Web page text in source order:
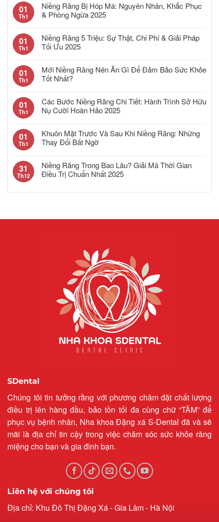
01
Th1
Niềng Răng Bị Hóp Má: Nguyên Nhân, Khắc Phục
& Phòng Ngừa 2025
01
Th1
Niềng Răng 5 Triệu: Sự Thật, Chi Phí & Giải Pháp
Tối Ưu 2025
01
Th1
Mới Niềng Răng Nên Ăn Gì Để Đảm Bảo Sức Khỏe
Tốt Nhất?
01
Th1
Các Bước Niềng Răng Chi Tiết: Hành Trình Sở Hữu
Nụ Cười Hoàn Hảo 2025
01
Th1
Khuôn Mặt Trước Và Sau Khi Niềng Răng: Những
Thay Đổi Bất Ngờ
31
Th12
Niềng Răng Trong Bao Lâu? Giải Mã Thời Gian
Điều Trị Chuẩn Nhất 2025
SDental
Chúng tôi tin tưởng rằng với phương châm đặt chất lượng
điều trị lên hàng đầu, bảo tồn tối đa cùng chữ “TÂM” để
phục vụ bệnh nhân, Nha khoa Đặng xá S-Dental đã và sẽ
mãi là địa chỉ tin cậy trong việc chăm sóc sức khỏe răng
miệng cho bạn và gia đình bạn.
Liên hệ với chúng tôi
Địa chỉ: Khu Đô Thị Đặng Xá - Gia Lâm - Hà Nội